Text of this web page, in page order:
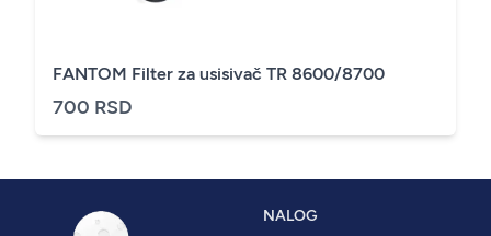
FANTOM Filter za usisivač TR 8600/8700
700 RSD
NALOG